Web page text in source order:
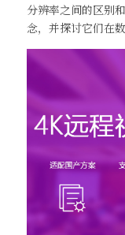
分辨率之间的区别
念，并探讨它们在